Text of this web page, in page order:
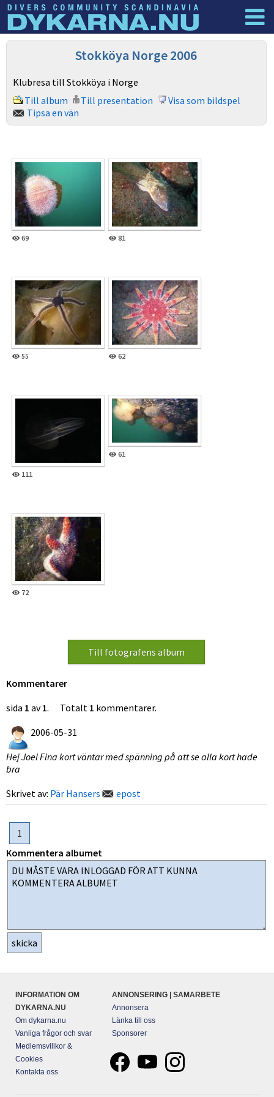
Dyknyheter Stokköya Norge 2006
Klubresa till Stokköya i Norge
Till album
Till presentation
Visa som bildspel
Tipsa en vän
69 81
55 62
111
61
72
Kommentarer
sida 1 av1. Totalt 1 kommentarer.
2006-05-31
Hej Joel Fina kort väntar med spänning på att se alla kort hade
bra
Skrivet av: Pär Hansers epost
1
Kommentera albumet
INFORMATION OM
DYKARNA.NU
Om dykarna.nu
Vanliga frågor och svar
Medlemsvillkor &
Cookies
Kontakta oss
ANNONSERING | SAMARBETE
Annonsera
Länka till oss
Sponsorer